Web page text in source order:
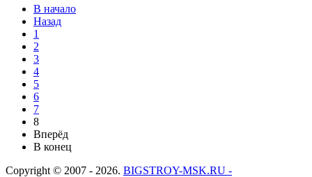
В начало
Назад
1
2
3
4
5
6
7
8
Вперёд
В конец
Copyright © 2007 - 2026. BIGSTROY-MSK.RU -